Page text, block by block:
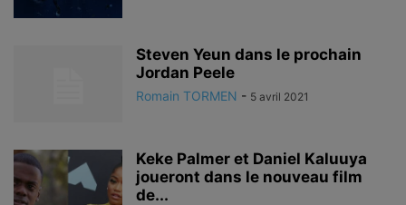
Steven Yeun dans le prochain
Jordan Peele
Romain TORMEN - 5 avril 2021
Keke Palmer et Daniel Kaluuya
joueront dans le nouveau film
de...